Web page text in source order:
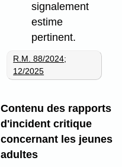
signalement
estime
pertinent.
R.M. 88/2024;
12/2025
Contenu des rapports
d'incident critique
concernant les jeunes
adultes